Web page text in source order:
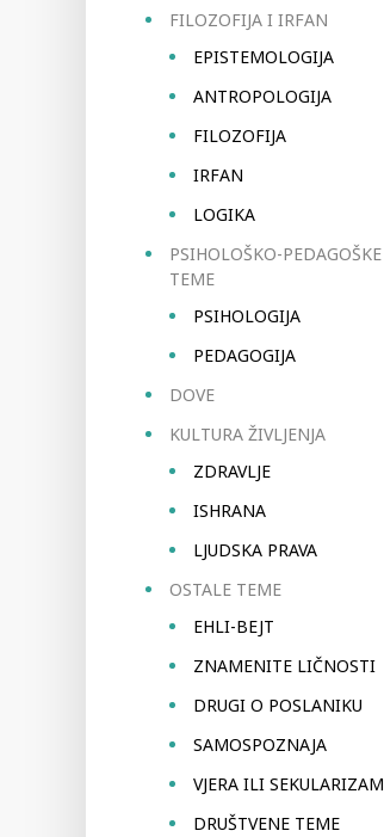
FILOZOFIJA I IRFAN
EPISTEMOLOGIJA
ANTROPOLOGIJA
FILOZOFIJA
IRFAN
LOGIKA
PSIHOLOŠKO-PEDAGOŠKE
TEME
PSIHOLOGIJA
PEDAGOGIJA
DOVE
KULTURA ŽIVLJENJA
ZDRAVLJE
ISHRANA
LJUDSKA PRAVA
OSTALE TEME
EHLI-BEJT
ZNAMENITE LIČNOSTI
DRUGI O POSLANIKU
SAMOSPOZNAJA
VJERA ILI SEKULARIZAM
DRUŠTVENE TEME